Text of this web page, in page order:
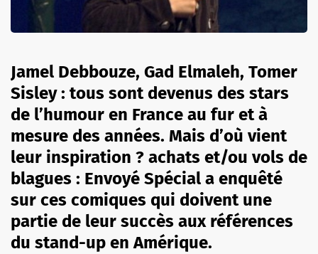
Jamel Debbouze, Gad Elmaleh, Tomer
Sisley : tous sont devenus des stars
de l’humour en France au fur et à
mesure des années. Mais d’où vient
leur inspiration ? achats et/ou vols de
blagues : Envoyé Spécial a enquêté
sur ces comiques qui doivent une
partie de leur succès aux références
du stand-up en Amérique.